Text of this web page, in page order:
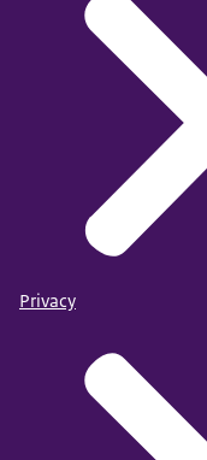
Privacy